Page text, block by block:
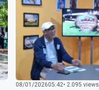
08/01/202605:42• 2.095 views